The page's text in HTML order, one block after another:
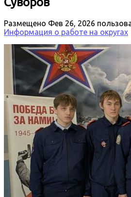
Размещено Фев 26, 2026
Информация о работе на округах